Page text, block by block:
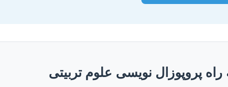
پروپوزال نویسی علوم تربیتی